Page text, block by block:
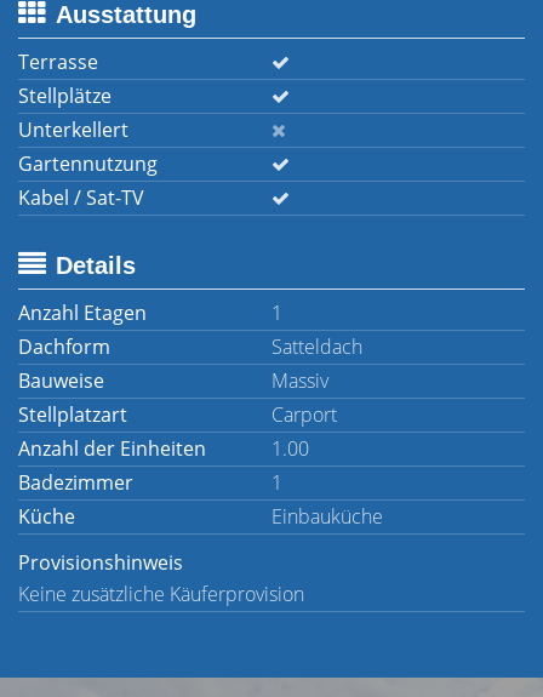
Ausstattung
Terrasse
Stellplätze
Unterkellert
Gartennutzung
Kabel / Sat-TV
Details
Anzahl Etagen
1
Dachform
Satteldach
Bauweise
Massiv
Stellplatzart
Carport
Anzahl der Einheiten
1.00
Badezimmer
1
Küche
Einbauküche
Provisionshinweis
Keine zusätzliche Käuferprovision